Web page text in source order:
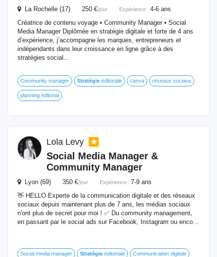
La Rochelle (17) 250 €/jour Expérience : 4-6 ans
Créatrice de contenu voyage • Community Manager • Social
Media Manager Diplômée en stratégie digitale et forte de 4 ans
d’expérience, j’accompagne les marques, entrepreneurs et
indépendants dans leur croissance en ligne grâce à des
stratégies social...
Community manager Stratégie éditoriale canva réseaux sociaux
planning éditorial
Lola Levy
Social Media Manager &
Community Manager
Lyon (69) 350 €/jour Expérience : 7-9 ans
👋 HELLO Experte de la communication digitale et des réseaux
sociaux depuis maintenant plus de 7 ans, les médias sociaux
n'ont plus de secret pour moi ! ✅ Du community management,
en passant par le social ads sur Facebook, Instagram ou enco...
Social media manager Stratégie éditoriale Communication digitale